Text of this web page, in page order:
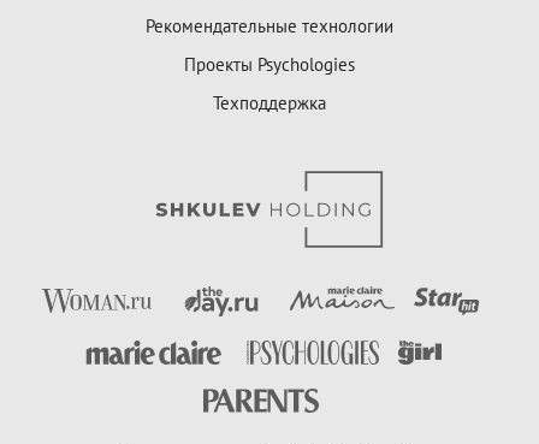
Рекомендательные технологии
Проекты Psychologies
Техподдержка